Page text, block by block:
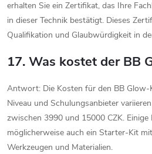
erhalten Sie ein Zertifikat, das Ihre
in dieser Technik bestätigt. Dieses
Qualifikation und Glaubwürdigkeit in
17. Was kostet der BB
Antwort: Die Kosten für den BB Glow-
Niveau und Schulungsanbieter
zwischen 3990 und 15000 CZK. Einige
möglicherweise auch ein Starter-Kit
Werkzeugen und Materialien.